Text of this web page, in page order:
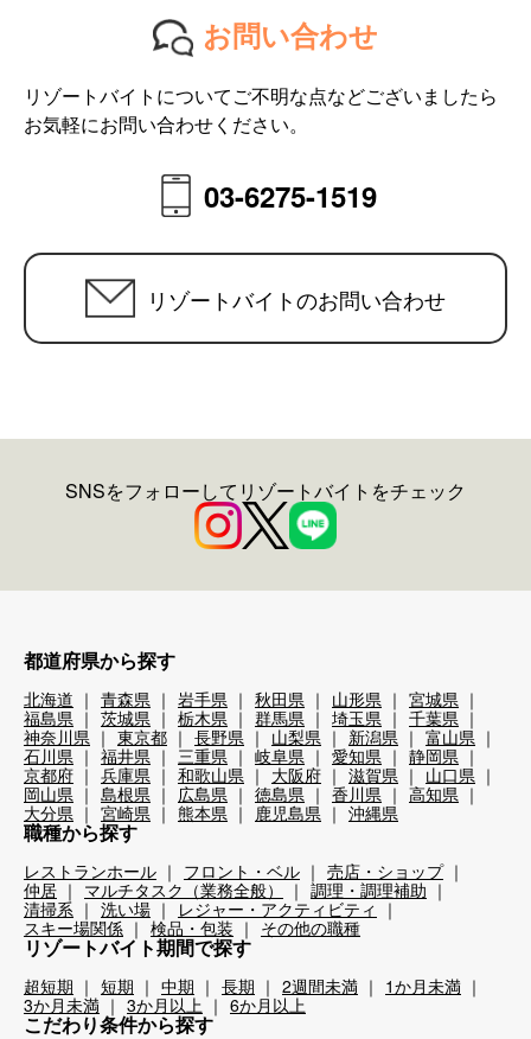
お問い合わせ
リゾートバイトについてご不明な点などございましたら
お気軽にお問い合わせください。
03-6275-1519
リゾートバイトのお問い合わせ
SNSをフォローしてリゾートバイトをチェック
都道府県から探す
北海道 青森県 岩手県 秋田県 山形県
宮城県
福島県
茨城県 栃木県 群馬県 埼玉県
千葉県
神奈川県
東京都 長野県 山梨県 新潟県
富山県
石川県
福井県 三重県 岐阜県 愛知県
静岡県
京都府
兵庫県 和歌山県 大阪府 滋賀県
山口県
岡山県
島根県 広島県 徳島県 香川県
高知県
大分県
宮崎県 熊本県 鹿児島県 沖縄県
職種から探す
レストランホール フロント・ベル
売店・ショップ
仲居
マルチタスク（業務全般）
調理・調理補助
清掃系
洗い場
レジャー・アクティビティ
スキー場関係
検品・包装 その他の職種
リゾートバイト期間で探す
超短期 短期 中期 長期 2週間未満
1か月未満
3か月未満
3か月以上 6か月以上
こだわり条件から探す